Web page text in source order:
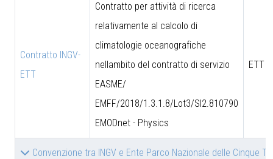
Contratto INGV-
ETT
Contratto per attività di ricerca
relativamente al calcolo di
climatologie oceanografiche
nellambito del contratto di servizio
EASME/
EMFF/2018/1.3.1.8/Lot3/SI2.810790
EMODnet - Physics
ETT
Convenzione tra INGV e Ente Parco Nazionale delle Cinque